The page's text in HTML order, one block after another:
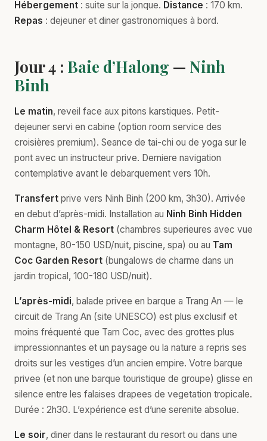
Hébergement : suite sur la jonque. Distance : 170 km.
Repas : dejeuner et diner gastronomiques à bord.
Jour 4 : Baie d’Halong — Ninh
Binh
Le matin, reveil face aux pitons karstiques. Petit-
dejeuner servi en cabine (option room service des
croisières premium). Seance de tai-chi ou de yoga sur le
pont avec un instructeur prive. Derniere navigation
contemplative avant le debarquement vers 10h.
Transfert prive vers Ninh Binh (200 km, 3h30). Arrivée
en debut d’après-midi. Installation au Ninh Binh Hidden
Charm Hôtel & Resort (chambres superieures avec vue
montagne, 80-150 USD/nuit, piscine, spa) ou au Tam
Coc Garden Resort (bungalows de charme dans un
jardin tropical, 100-180 USD/nuit).
L’après-midi, balade privee en barque a Trang An — le
circuit de Trang An (site UNESCO) est plus exclusif et
moins fréquenté que Tam Coc, avec des grottes plus
impressionnantes et un paysage ou la nature a repris ses
droits sur les vestiges d’un ancien empire. Votre barque
privee (et non une barque touristique de groupe) glisse en
silence entre les falaises drapees de vegetation tropicale.
Durée : 2h30. L’expérience est d’une serenite absolue.
Le soir, diner dans le restaurant du resort ou dans une